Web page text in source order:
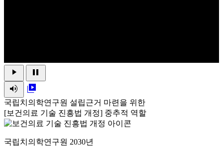
play_arrow
pause
volume_up
video_library
국립치의학연구원 설립근거 마련을 위한
[보건의료 기술 진흥법 개정] 중추적 역할
국립치의학연구원 2030년